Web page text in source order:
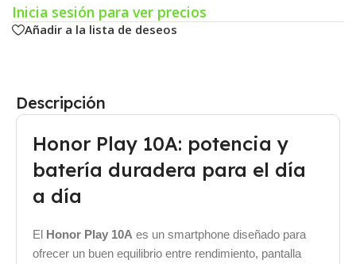
Inicia sesión para ver precios
Añadir a la lista de deseos
Descripción
Honor Play 10A: potencia y
batería duradera para el día
a día
El Honor Play 10A es un smartphone diseñado para
ofrecer un buen equilibrio entre rendimiento, pantalla